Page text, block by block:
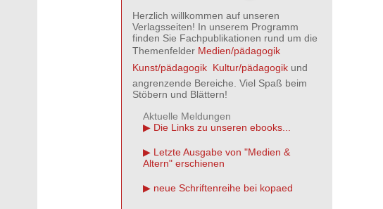
Herzlich willkommen auf unseren
Verlagsseiten! In unserem Programm
finden Sie Fachpublikationen rund um die
Themenfelder Medien/pädagogik
Kunst/pädagogik Kultur/pädagogik und
angrenzende Bereiche. Viel Spaß beim
Stöbern und Blättern!
Aktuelle Meldungen
Die Links zu unseren ebooks...
Letzte Ausgabe von "Medien &
Altern" erschienen
neue Schriftenreihe bei kopaed